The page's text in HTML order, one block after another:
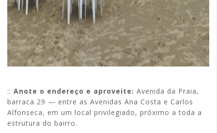
:: Anote o endereço e aproveite: Avenida da Praia,
barraca 29 — entre as Avenidas Ana Costa e Carlos
Alfonseca, em um local privilegiado, próximo a toda a
estrutura do bairro.